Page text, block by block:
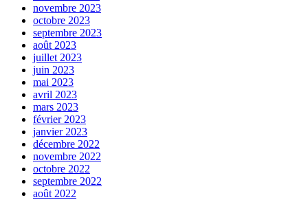
novembre 2023
octobre 2023
septembre 2023
août 2023
juillet 2023
juin 2023
mai 2023
avril 2023
mars 2023
février 2023
janvier 2023
décembre 2022
novembre 2022
octobre 2022
septembre 2022
août 2022